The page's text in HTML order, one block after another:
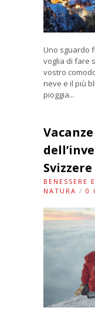
Uno sguardo
voglia di fare
vostro
neve e il più
pioggia...
Svizzere
BENESSERE
NATURA / 0